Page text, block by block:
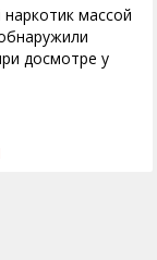
массой
досмотре у